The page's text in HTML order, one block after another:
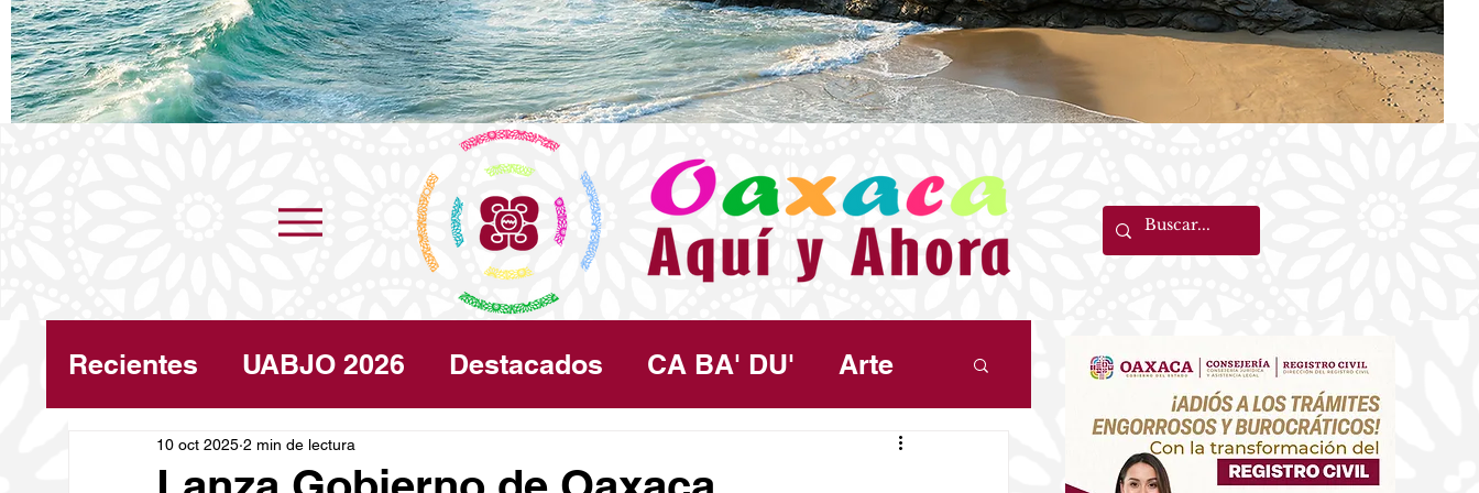
Recientes UABJO 2026 Destacados CA BA' DU' Arte
Congreso Turismo Salud
10 oct 2025 2 min de lectura